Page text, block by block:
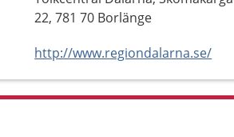
22, 781 70 Borlänge
http://www.regiondalarna.se/